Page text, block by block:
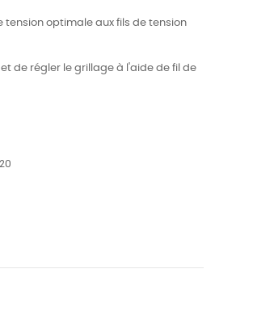
optimale aux fils de tension
de régler le grillage à l'aide de fil de